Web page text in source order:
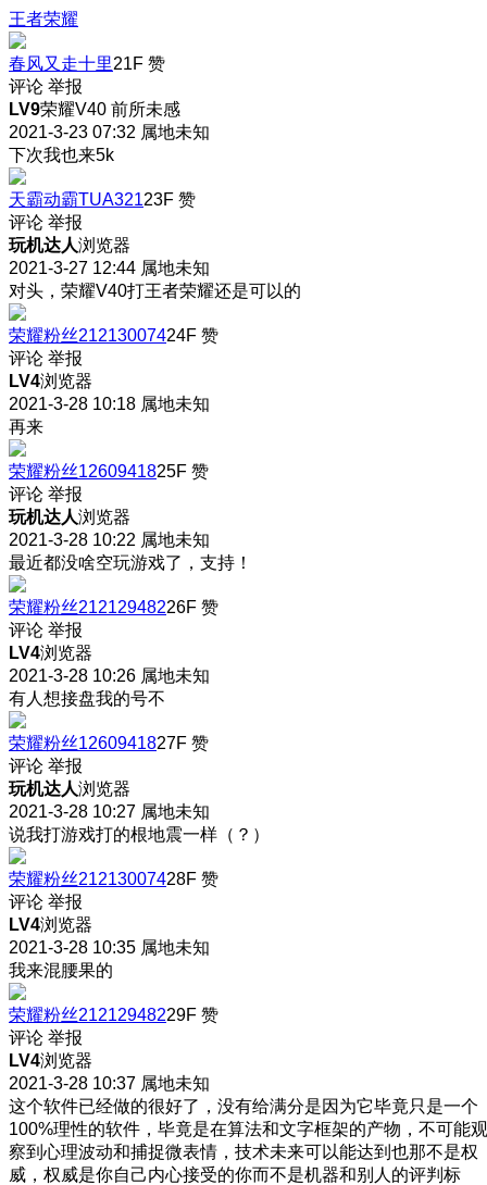
王者荣耀
春风又走十里21F 赞
评论 举报
LV9荣耀V40 前所未感
2021-3-23 07:32 属地未知
下次我也来5k
天霸动霸TUA32123F 赞
评论 举报
玩机达人浏览器
2021-3-27 12:44 属地未知
对头，荣耀V40打王者荣耀还是可以的
荣耀粉丝21213007424F 赞
评论 举报
LV4浏览器
2021-3-28 10:18 属地未知
再来
荣耀粉丝1260941825F 赞
评论 举报
玩机达人浏览器
2021-3-28 10:22 属地未知
最近都没啥空玩游戏了，支持！
荣耀粉丝21212948226F 赞
评论 举报
LV4浏览器
2021-3-28 10:26 属地未知
有人想接盘我的号不
荣耀粉丝1260941827F 赞
评论 举报
玩机达人浏览器
2021-3-28 10:27 属地未知
说我打游戏打的根地震一样（？）
荣耀粉丝21213007428F 赞
评论 举报
LV4浏览器
2021-3-28 10:35 属地未知
我来混腰果的
荣耀粉丝21212948229F 赞
评论 举报
LV4浏览器
2021-3-28 10:37 属地未知
这个软件已经做的很好了，没有给满分是因为它毕竟只是一个
100%理性的软件，毕竟是在算法和文字框架的产物，不可能观
察到心理波动和捕捉微表情，技术未来可以能达到也那不是权
威，权威是你自己内心接受的你而不是机器和别人的评判标